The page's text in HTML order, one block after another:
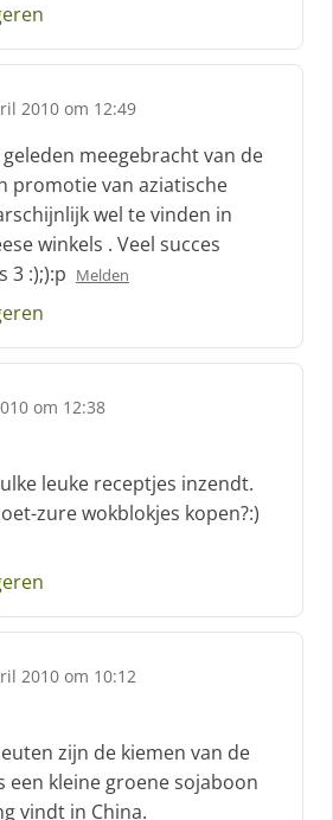
2010 om 12:49
meegebracht van de
promotie van aziatische
wel te vinden in
winkels . Veel succes
3 :);):p Melden
om 12:38
leuke receptjes inzendt.
zure wokblokjes kopen?:)
2010 om 10:12
zijn de kiemen van de
een kleine groene sojaboon
vindt in China.